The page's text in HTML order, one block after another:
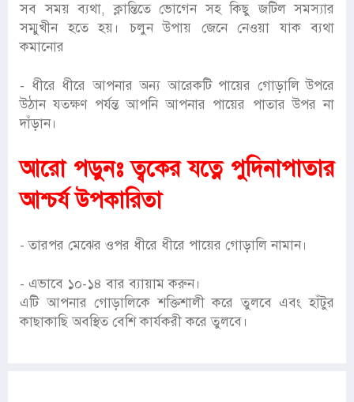
সব সময় ব্যথা, ক্লান্তিতে ভোগেন সহ কিছু জটিল সমস্যার
সম্মুখীন হতে হয়। চলুন উপায় জেনে নেওয়া যাক ব্যথা
কমানোর
- ধীরে ধীরে আপনার অন্য আরেকটি পায়ের গোড়ালি উপরে
উঠান যতক্ষণ পর্যন্ত আপনি আপনার পায়ের পাতার উপর না
দাঁড়ান।
আরো পড়ুনঃত্বকের যত্নে পুদিনাপাতার
আশ্চর্য উপকারিতা
- তারপর মেঝের ওপর ধীরে ধীরে পায়ের গোড়ালি নামান।
- এভাবে ১০-১৪ বার ব্যায়াম করুন।
এটি আপনার গোড়ালিকে শক্তিশালী করে তুলবে এবং হাঁটুর
কাছাকাছি অবস্থিত বেশি কার্যকরী করে তুলবে।